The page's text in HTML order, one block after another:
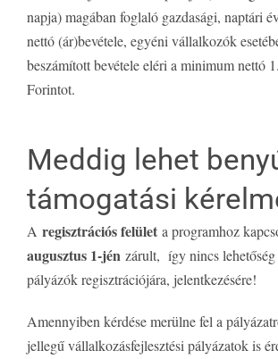
napja) magában foglaló gazdasági, naptári
nettó (ár)bevétele, egyéni vállalkozók
beszámított bevétele eléri a minimum nettó
Forintot.
Meddig lehet
támogatási
A regisztrációs felület a programhoz
augusztus 1-jén zárult, így nincs lehetőség
pályázók regisztrációjára, jelentkezésére!
Amennyiben kérdése merülne fel a
jellegű vállalkozásfejlesztési pályázatok is